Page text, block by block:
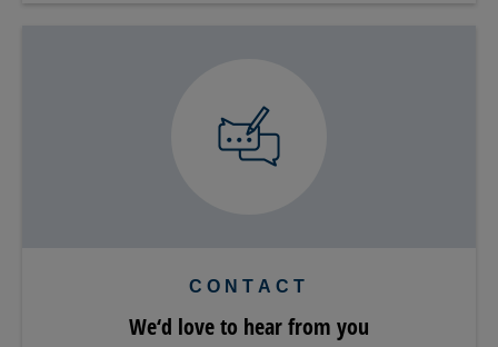
CONTACT
We‘d love to hear from you